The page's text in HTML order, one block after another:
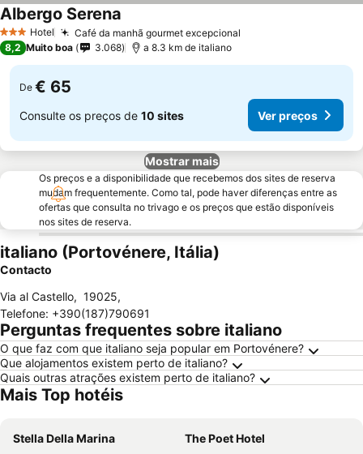
3 EstrelasHotel Café da manhã gourmet excepcional
Albergo Serena
8,2 Muito boa 3.068 a 8.3 km de italiano
De € 65
Consulte os preços de 10 sites Ver preços
Mostrar mais
Os preços e a disponibilidade que recebemos dos sites de reserva
mudam frequentemente. Como tal, pode haver diferenças entre as
ofertas que consulta no trivago e os preços que estão disponíveis
nos sites de reserva.
italiano (Portovénere, Itália)
Contacto
Via al Castello, 19025,
Telefone: +390(187)790691
Perguntas frequentes sobre italiano
O que faz com que italiano seja popular em Portovénere?
Que alojamentos existem perto de italiano?
Quais outras atrações existem perto de italiano?
Mais Top hotéis
Stella Della Marina
The Poet Hotel